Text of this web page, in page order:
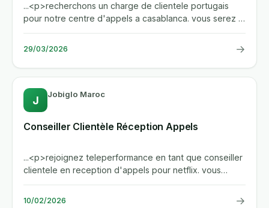
...<p>recherchons un charge de clientele portugais
pour notre centre d'appels a casablanca. vous serez le
lien privilegie...
29/03/2026 →
J Jobiglo Maroc
Conseiller Clientèle Réception Appels
...<p>rejoignez teleperformance en tant que conseiller
clientele en reception d'appels pour netflix. vous
serez le premier...
10/02/2026 →